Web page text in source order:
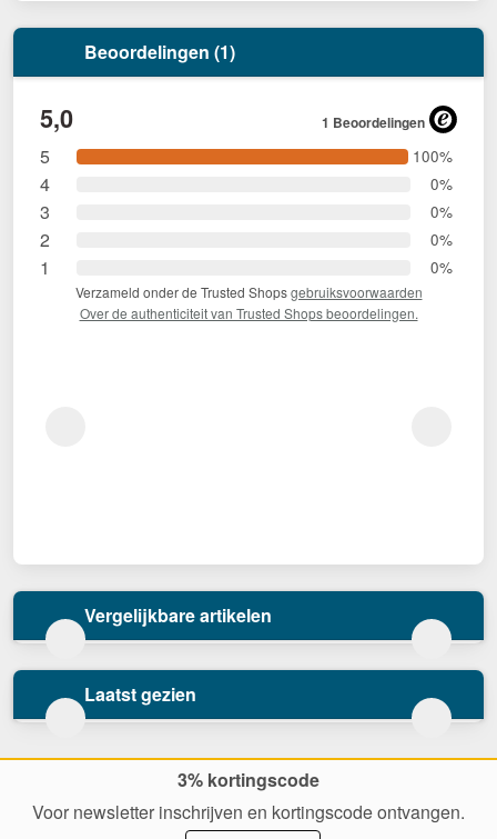
Beoordelingen (1)
5,0 1 Beoordelingen
5 100%
4 0%
3 0%
2 0%
1 0%
Verzameld onder de Trusted Shopsgebruiksvoorwaarden
Over de authenticiteit van Trusted Shops beoordelingen.
Vergelijkbare artikelen
Laatst gezien
3% kortingscode
Voor newsletter inschrijven en kortingscode ontvangen.